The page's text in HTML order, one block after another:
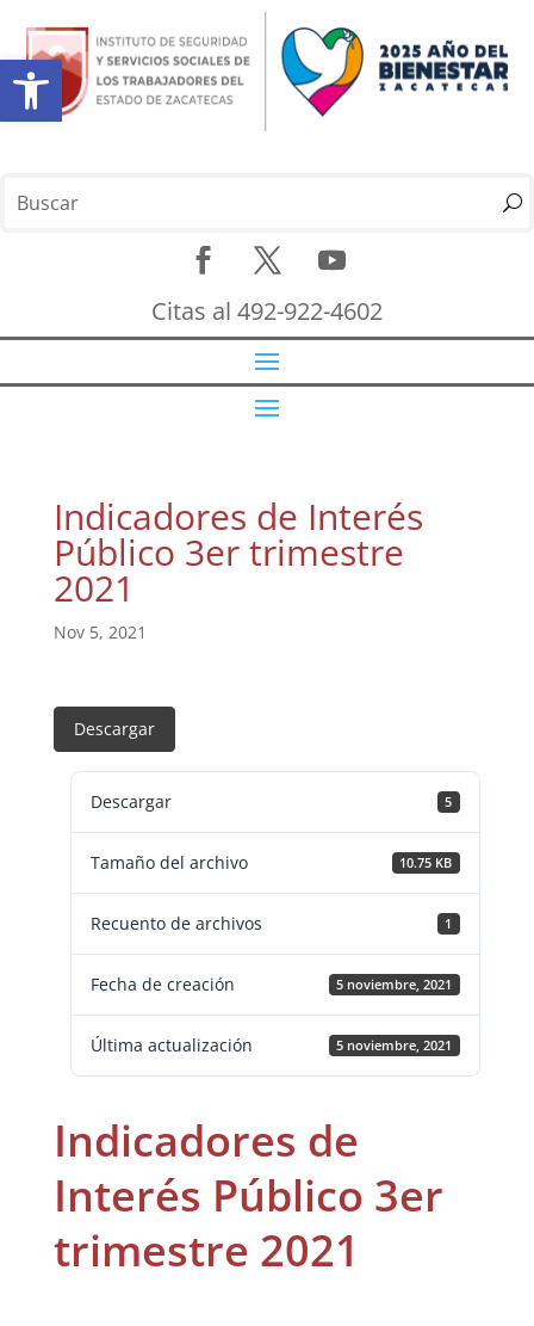
Abrir barra de herramientas
Citas al 492-922-4602
Indicadores de Interés
Público 3er trimestre
2021
Nov 5, 2021
Descargar
Descargar 5
Tamaño del archivo 10.75 KB
Recuento de archivos 1
Fecha de creación 5 noviembre, 2021
Última actualización 5 noviembre, 2021
Indicadores de
Interés Público 3er
trimestre 2021